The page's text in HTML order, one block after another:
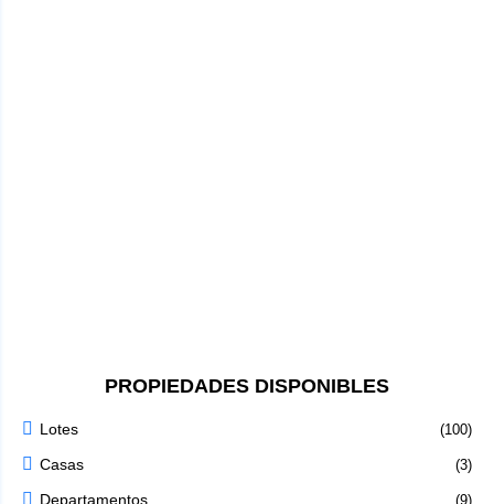
PROPIEDADES DISPONIBLES
Lotes (100)
Casas (3)
Departamentos (9)